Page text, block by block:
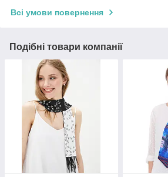
Всі умови повернення
Подібні товари компанії